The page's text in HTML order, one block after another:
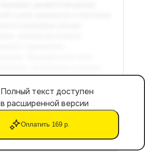
Полный текст доступен
в расширенной версии
Оплатить 169 р.